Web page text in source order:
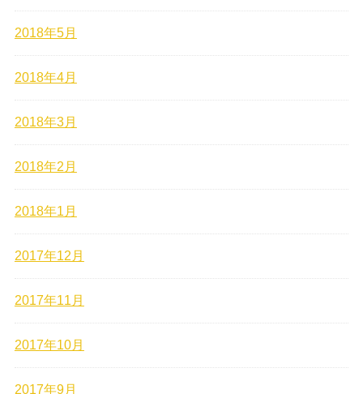
2018年5月
2018年4月
2018年3月
2018年2月
2018年1月
2017年12月
2017年11月
2017年10月
2017年9月